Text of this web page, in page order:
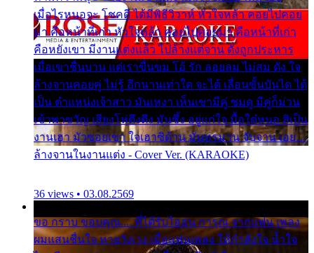
เมื่อไรหนอจะ โชคดี ได้มีพิธีวิวาห์ หัวใจหล้า คอยไปคอย
มา คือหน้าที่เก่า หัวใจหล้า คอยไปคอยมา คือหน้าที่เก่า
คือหยังเขา มีงานแต่งแล้ว ไปล้างแต่จาน ดั่งถูกประหาร
เมื่อเขาชื่นบาน แต่เราขื่นขม โอ้ รัก ลอยลม ไม่สม ดัง ใจ
ล้างจานคอยคู่ ไม่รู้ อีกนานเท่าใด จะได้ เลื่อนขั้นบันได ได้
เป็น ตำแหน่งเจ้าสาว มันเหงา เห็นเขามีคู่ ซมดู มีคู่ก็ม่วน
เข้าพาขวัญ เสียงโห่ตึงตึง มันซึ้ง อยู่แก่ใจ มื้อใด๋หนอ สิเป็น
งานเฮา มัวซอยเขา ใจเฮาซิด้าน มันทรมาน จับจาน เอย…
ล้างจานในงานแต่ง - Cover Ver. (KARAOKE)
36 views • 03.08.2569
ขอ กราบ ขอบคุณ.... ที่ได้รับไออุ่น การุณ จากแฟน เพลง
ผมแสนชื่นใจ หายวังเวง เมื่อแฟนเพลง ให้กำลังใจ น้ำใจ